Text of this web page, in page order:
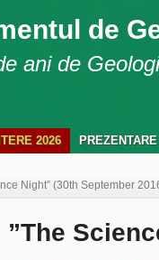
de
ani de
2026 PREZENTARE
Night” (30th September
”The